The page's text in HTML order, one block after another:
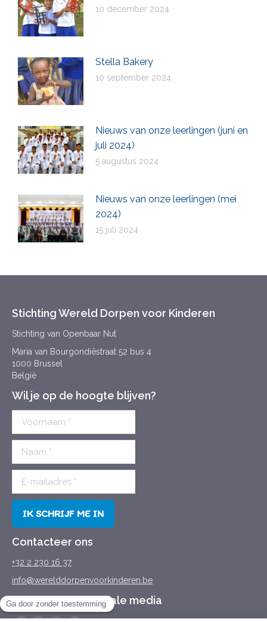
10 december 2024
Stella Bakery
10 september 2024
Nieuws van onze leerlingen (juni en
juli 2024)
5 augustus 2024
Nieuws van onze leerlingen (mei
2024)
15 juli 2024
Stichting Wereld Dorpen voor Kinderen
Stichting van Openbaar Nut
Maria van Bourgondiëstraat 52 bus 4
1000 Brussel
België
Wil je op de hoogte blijven?
Contacteer ons
+32 2 230 16 37
info@werelddorpenvoorkinderen.be
Ons volgen op sociale media